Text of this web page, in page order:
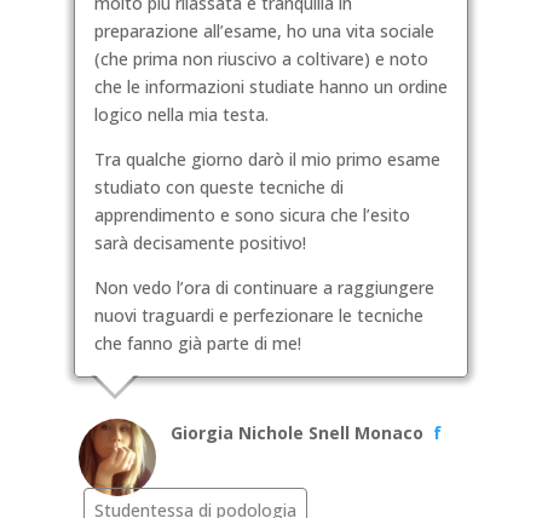
preparazione all’esame, ho una vita sociale
(che prima non riuscivo a coltivare) e noto
che le informazioni studiate hanno un ordine
logico nella mia testa.
Tra qualche giorno darò il mio primo esame
studiato con queste tecniche di
apprendimento e sono sicura che l’esito
sarà decisamente positivo!
Non vedo l’ora di continuare a raggiungere
nuovi traguardi e perfezionare le tecniche
che fanno già parte di me!
Giorgia Nichole Snell Monaco f
Studentessa di podologia